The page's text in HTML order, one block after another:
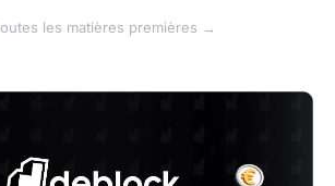
les matières premières →